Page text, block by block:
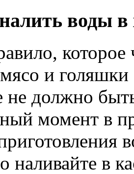
воды в
которое
и голяшки
не должно
момент в
наливайте в